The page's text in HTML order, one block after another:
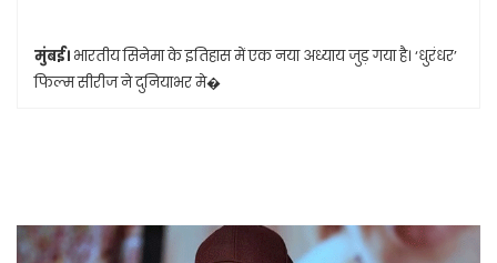
मुंबई। भारतीय सिनेमा के इतिहास में एक नया अध्याय जुड़ गया है। ‘धुरंधर’
फिल्म सीरीज ने दुनियाभर मे�